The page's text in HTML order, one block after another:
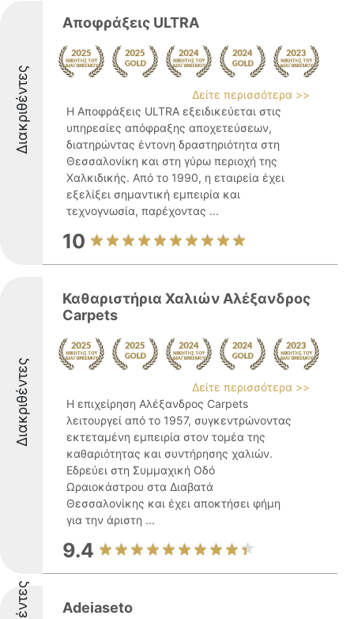
Διακριθέντες
Αποφράξεις ULTRA
Δείτε περισσότερα >>
Η Αποφράξεις ULTRA εξειδικεύεται στις
υπηρεσίες απόφραξης αποχετεύσεων,
διατηρώντας έντονη δραστηριότητα στη
Θεσσαλονίκη και στη γύρω περιοχή της
Χαλκιδικής. Από το 1990, η εταιρεία έχει
εξελίξει σημαντική εμπειρία και
τεχνογνωσία, παρέχοντας ...
10
Διακριθέντες
Καθαριστήρια Χαλιών Αλέξανδρος
Carpets
Δείτε περισσότερα >>
Η επιχείρηση Αλέξανδρος Carpets
λειτουργεί από το 1957, συγκεντρώνοντας
εκτεταμένη εμπειρία στον τομέα της
καθαριότητας και συντήρησης χαλιών.
Εδρεύει στη Συμμαχική Οδό
Ωραιοκάστρου στα Διαβατά
Θεσσαλονίκης και έχει αποκτήσει φήμη
για την άριστη ...
9.4
Adeiaseto